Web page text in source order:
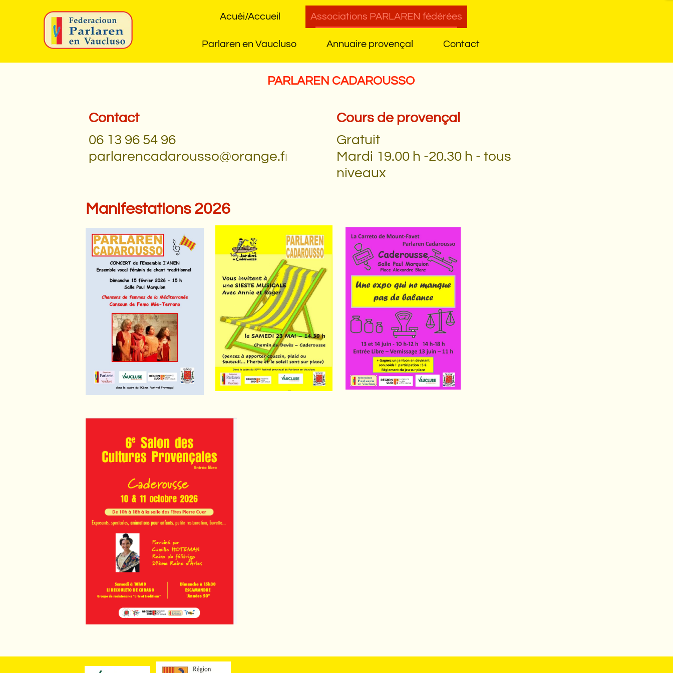
Acuèi/Accueil Associations PARLAREN fédérées
Parlaren en Vaucluso Annuaire provençal Contact
PARLAREN CADAROUSSO
Contact
06 13 96 54 96
parlarencadarousso@orange.fr
Cours de provençal
Gratuit
Mardi 19.00 h -20.30 h - tous
niveaux
Manifestations 2026